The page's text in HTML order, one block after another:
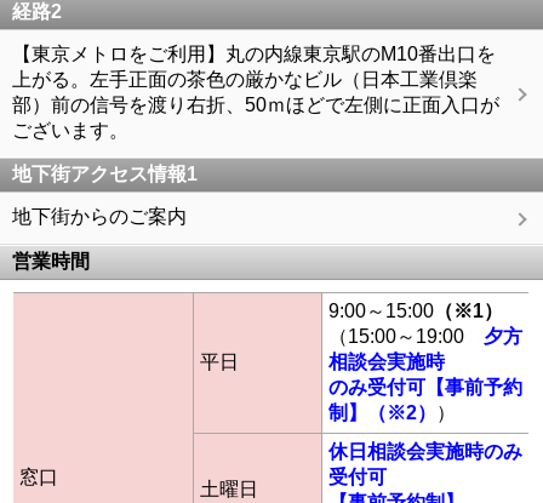
経路2
【東京メトロをご利用】丸の内線東京駅のM10番出口を
上がる。左手正面の茶色の厳かなビル（日本工業倶楽
部）前の信号を渡り右折、50ｍほどで左側に正面入口が
ございます。
地下街アクセス情報1
地下街からのご案内
営業時間
窓口
平日
9:00～15:00 （※1）
（15:00～19:00 夕方
相談会実施時
のみ受付可【事前予約
制】（※2）
）
土曜日
休日相談会実施時のみ
受付可